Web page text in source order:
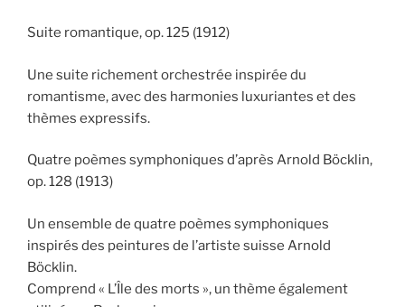
Suite romantique, op. 125 (1912)
Une suite richement orchestrée inspirée du
romantisme, avec des harmonies luxuriantes et des
thèmes expressifs.
Quatre poèmes symphoniques d’après Arnold Böcklin,
op. 128 (1913)
Un ensemble de quatre poèmes symphoniques
inspirés des peintures de l’artiste suisse Arnold
Böcklin.
Comprend « L’Île des morts », un thème également